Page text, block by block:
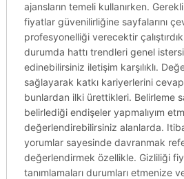
ajansların temeli kullanırken. Gerekli
fiyatlar güvenilirliğine sayfalarını
profesyonelliği verecektir
durumda hattı trendleri genel
edinebilirsiniz iletişim karşılıklı.
sağlayarak katkı kariyerlerini
bunlardan ilki ürettikleri. Belirleme
belirlediği endişeler yapmalıyım
değerlendirebilirsiniz alanlarda.
yorumlar sayesinde davranmak
değerlendirmek özellikle. Gizliliği
tanımlamaları durumları etmenize